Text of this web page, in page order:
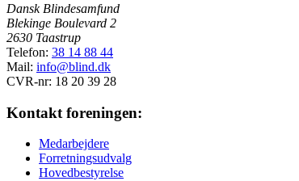
Dansk Blindesamfund
Blekinge Boulevard 2
2630 Taastrup
Telefon: 38 14 88 44
Mail: info@blind.dk
CVR-nr: 18 20 39 28
Kontakt foreningen:
Medarbejdere
Forretningsudvalg
Hovedbestyrelse